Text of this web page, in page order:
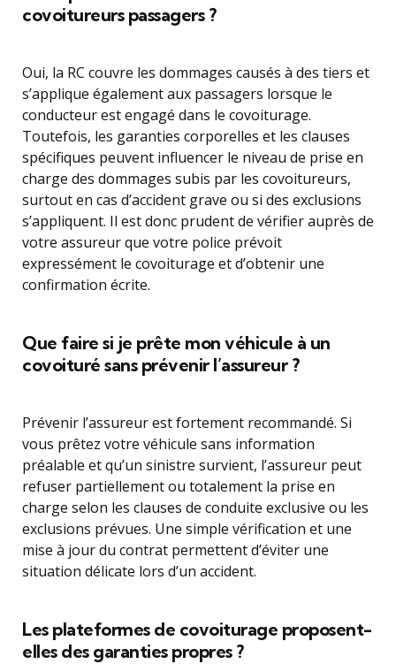
covoitureurs passagers ?
Oui, la RC couvre les dommages causés à des tiers et
s’applique également aux passagers lorsque le
conducteur est engagé dans le covoiturage.
Toutefois, les garanties corporelles et les clauses
spécifiques peuvent influencer le niveau de prise en
charge des dommages subis par les covoitureurs,
surtout en cas d’accident grave ou si des exclusions
s’appliquent. Il est donc prudent de vérifier auprès de
votre assureur que votre police prévoit
expressément le covoiturage et d’obtenir une
confirmation écrite.
Que faire si je prête mon véhicule à un
covoituré sans prévenir l’assureur ?
Prévenir l’assureur est fortement recommandé. Si
vous prêtez votre véhicule sans information
préalable et qu’un sinistre survient, l’assureur peut
refuser partiellement ou totalement la prise en
charge selon les clauses de conduite exclusive ou les
exclusions prévues. Une simple vérification et une
mise à jour du contrat permettent d’éviter une
situation délicate lors d’un accident.
Les plateformes de covoiturage proposent-
elles des garanties propres ?